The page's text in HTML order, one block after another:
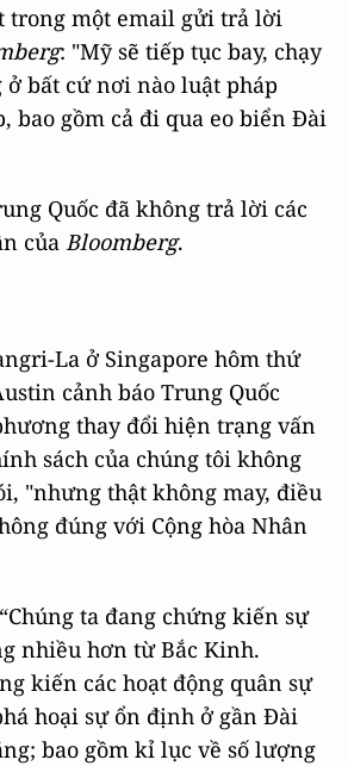
trong một email gửi trả lời
: "Mỹ sẽ tiếp tục bay, chạy
ở bất cứ nơi nào luật pháp
bao gồm cả đi qua eo biển Đài
Quốc đã không trả lời các
của Bloomberg.
La ở Singapore hôm thứ
cảnh báo Trung Quốc
thay đổi hiện trạng vấn
sách của chúng tôi không
"nhưng thật không may, điều
đúng với Cộng hòa Nhân
ta đang chứng kiến ​​sự
nhiều hơn từ Bắc Kinh.
kiến các hoạt động quân sự
hoại sự ổn định ở gần Đài
bao gồm kỉ lục về số lượng